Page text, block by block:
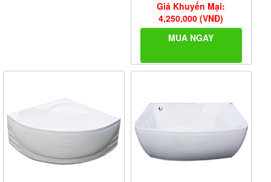
Giá Khuyến Mại:
4,250,000 (VNĐ)
MUA NGAY